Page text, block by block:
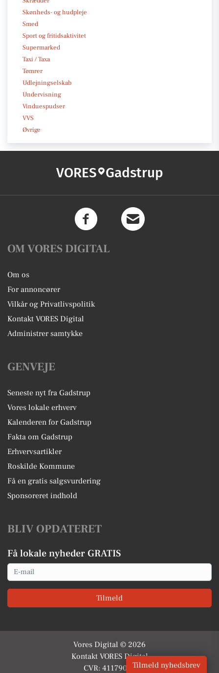
Skønheds- og hudpleje
Smed
Sport og fritidsaktivitet
Supermarked
Taxi / Taxa
Tømrer
Udlejningselskab
Undervisning
Vinduespudser
VVS
Øvrige
VORES Gadstrup
OM VORES DIGITAL
Om os
For annoncører
Vilkår og Privatlivspolitik
Kontakt VORES Digital
Administrer samtykke
GENVEJE
Seneste nyt fra Gadstrup
Vores lokale erhverv
Kalenderen for Gadstrup
Fakta om Gadstrup
Erhvervsartikler
Roskilde Kommune
Få en gratis salgsvurdering
Sponsoreret indhold
BLIV OPDATERET
Få lokale nyheder GRATIS
Email
Tilmeld
Vores Digital © 2026
Kontakt VORES Digital
CVR: 41179082Tilmeld nyhedsbrev